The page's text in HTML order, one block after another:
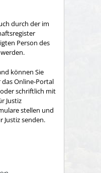
durch der im
Person des
können Sie
Online-Portal
schriftlich mit
Justiz
stellen und
Justiz senden.